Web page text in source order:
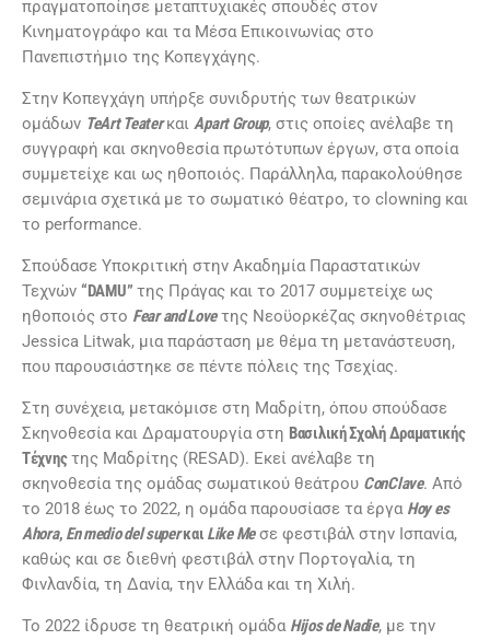
πραγματοποίησε μεταπτυχιακές σπουδές στον
Κινηματογράφο και τα Μέσα Επικοινωνίας στο
Πανεπιστήμιο της Κοπεγχάγης.
Στην Κοπεγχάγη υπήρξε συνιδρυτής των θεατρικών
ομάδων TeArt TeaterκαιApart Group, στις οποίες ανέλαβε τη
συγγραφή και σκηνοθεσία πρωτότυπων έργων, στα οποία
συμμετείχε και ως ηθοποιός. Παράλληλα, παρακολούθησε
σεμινάρια σχετικά με το σωματικό θέατρο, το clowning και
το performance.
Σπούδασε Υποκριτική στην Ακαδημία Παραστατικών
Τεχνών “DAMU” της Πράγας και το 2017 συμμετείχε ως
ηθοποιός στο Fear and Loveτης Νεοϋορκέζας σκηνοθέτριας
Jessica Litwak, μια παράσταση με θέμα τη μετανάστευση,
που παρουσιάστηκε σε πέντε πόλεις της Τσεχίας.
Στη συνέχεια, μετακόμισε στη Μαδρίτη, όπου σπούδασε
Σκηνοθεσία και Δραματουργία στη Βασιλική Σχολή Δραματικής
Τέχνηςτης Μαδρίτης (RESAD). Εκεί ανέλαβε τη
σκηνοθεσία της ομάδας σωματικού θεάτρου ConClave. Από
το 2018 έως το 2022, η ομάδα παρουσίασε τα έργα Hoy es
Ahora, En medio del superκαι Like Meσε φεστιβάλ στην Ισπανία,
καθώς και σε διεθνή φεστιβάλ στην Πορτογαλία, τη
Φινλανδία, τη Δανία, την Ελλάδα και τη Χιλή.
Το 2022 ίδρυσε τη θεατρική ομάδα Hijos de Nadie, με την